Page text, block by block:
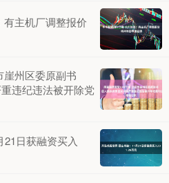
主机厂调整报价
州区委原副书
违纪违法被开除党
日获融资买入